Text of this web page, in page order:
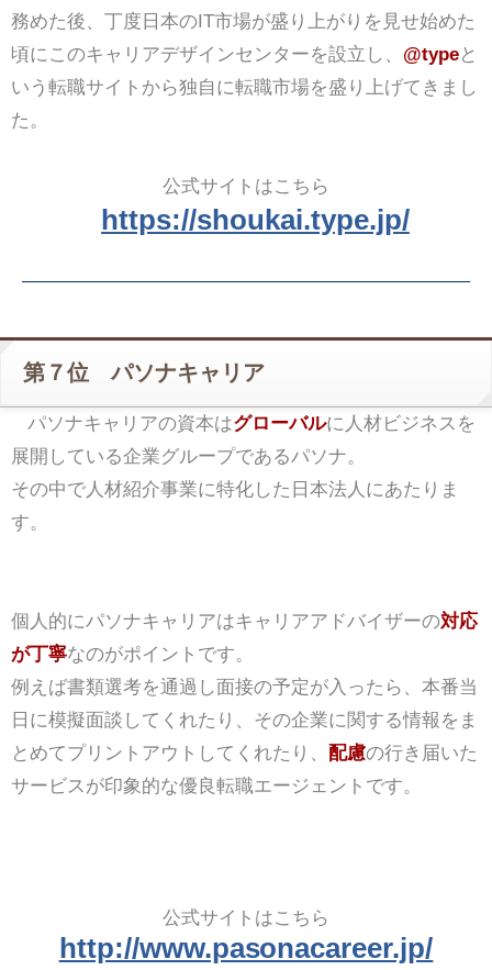
務めた後、丁度日本のIT市場が盛り上がりを見せ始めた
頃にこのキャリアデザインセンターを設立し、 @typeと
いう転職サイトから独自に転職市場を盛り上げてきまし
た。
公式サイトはこちら
https://shoukai.type.jp/
第７位 パソナキャリア
パソナキャリアの資本はグローバルに人材ビジネスを
展開している企業グループであるパソナ。
その中で人材紹介事業に特化した日本法人にあたりま
す。
個人的にパソナキャリアはキャリアアドバイザーの対応
が丁寧なのがポイントです。
例えば書類選考を通過し面接の予定が入ったら、本番当
日に模擬面談してくれたり、その企業に関する情報をま
とめてプリントアウトしてくれたり、 配慮の行き届いた
サービスが印象的な優良転職エージェントです。
公式サイトはこちら
http://www.pasonacareer.jp/